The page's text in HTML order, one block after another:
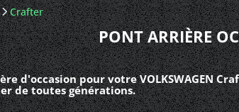
Crafter
PONT ARRIÈRE
d'occasion pour votre VOLKSWAGEN
de toutes générations.